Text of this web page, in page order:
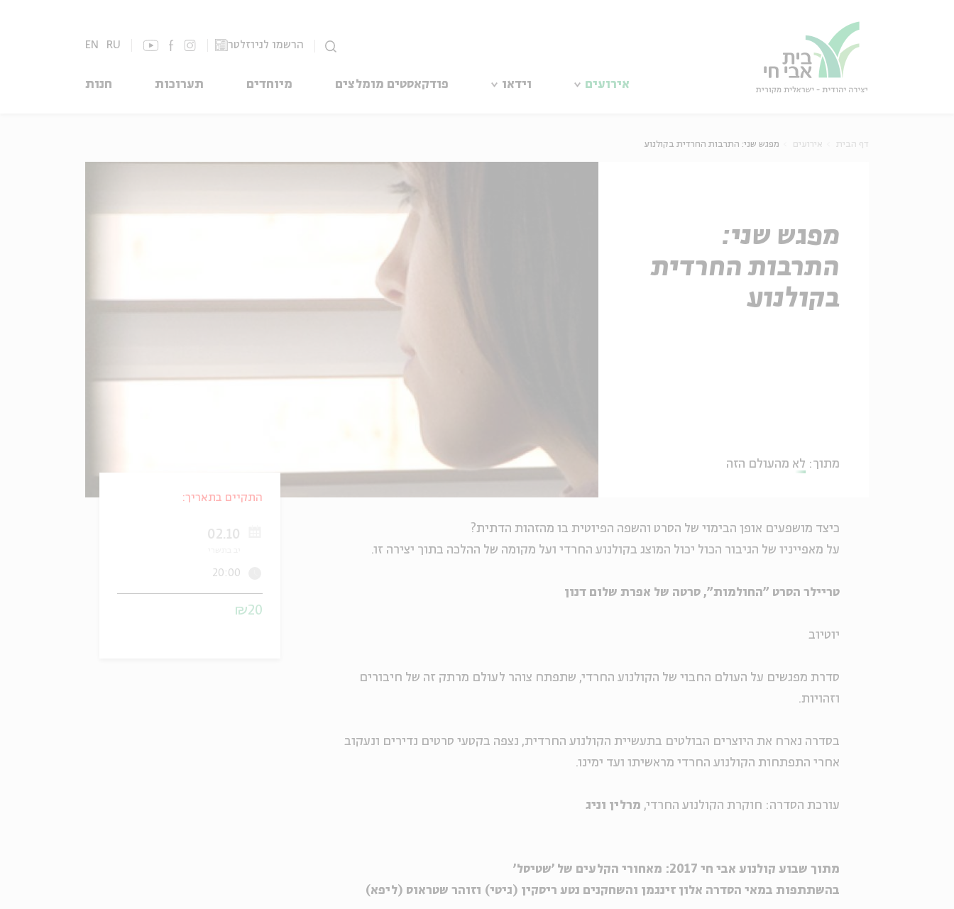
הרשמו לניוזלטר EN RU
אירועים וידאו פודקאסטים מומלצים מיוחדים תערוכות חנות
דף הבית אירועים מפגש שני: התרבות החרדית בקולנוע
מפגש שני:
התרבות החרדית
בקולנוע
מתוך: לא מהעולם הזה
כיצד מושפעים אופן הבימוי של הסרט והשפה הפיוטית בו מהזהות הדתית?
על מאפייניו של הגיבור הכול יכול המוצג בקולנוע החרדי ועל מקומה של ההלכה בתוך יצירה זו.
טריילר הסרט "החולמות", סרטה של אפרת שלום דנון
יוטיוב
סדרת מפגשים על העולם החבוי של הקולנוע החרדי, שתפתח צוהר לעולם מרתק זה של חיבורים
וזהויות.
בסדרה נארח את היוצרים הבולטים בתעשיית הקולנוע החרדית, נצפה בקטעי סרטים נדירים ונעקוב
אחרי התפתחות הקולנוע החרדי מראשיתו ועד ימינו.
עורכת הסדרה: חוקרת הקולנוע החרדי, מרלין וניג
מתוך שבוע קולנוע אבי חי 2017: מאחורי הקלעים של 'שטיסל'
בהשתתפות במאי הסדרה אלון זינגמן והשחקנים נטע ריסקין (גיטי) וזוהר שטראוס (ליפא)
התקיים בתאריך:
02.10
20:00
₪20